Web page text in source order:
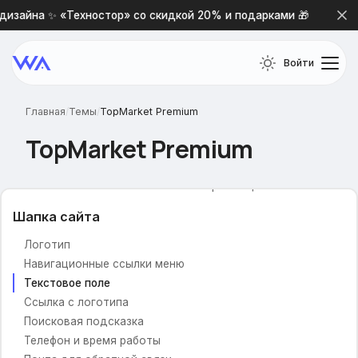
✨ «Техностор» со скидкой 20% и подарками 🎁
Войти
Главная/Темы/TopMarket Premium
TopMarket Premium
Основной шрифт
Фоновая картинка
Фон сайта (цвет)
Индивидуальные настройки цвета
Шапка сайта
Логотип
Навигационные ссылки меню
Текстовое поле
Ссылка с логотипа
Поисковая подсказка
Телефон и время работы